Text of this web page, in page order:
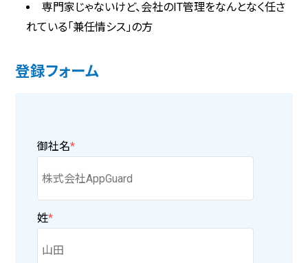
専門家じゃないけど、会社のIT管理をなんとなく任さ
れている「兼任情シス」の方
登録フォーム
御社名*
姓*